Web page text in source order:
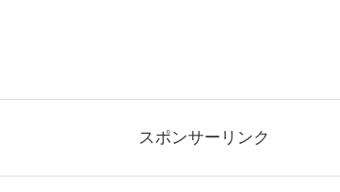
スポンサーリンク